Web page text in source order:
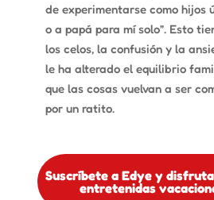
de experimentarse como hijos
o a papá para mí solo”. Esto
los celos, la confusión y la
le ha alterado el equilibrio
que las cosas vuelvan a ser
por un ratito.
Suscríbete a Edye y
entretenidas